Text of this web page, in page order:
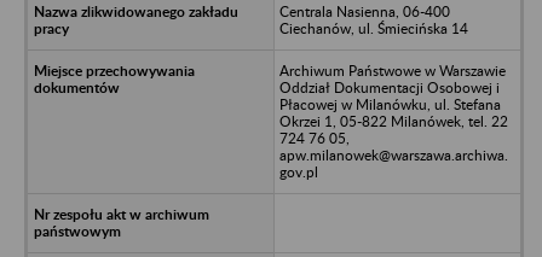
Centrala Nasienna, 06-400
Ciechanów, ul. Śmiecińska 14
Archiwum Państwowe w Warszawie
Oddział Dokumentacji Osobowej i
Płacowej w Milanówku, ul. Stefana
Okrzei 1, 05-822 Milanówek, tel. 22
724 76 05,
apw.milanowek@warszawa.archiwa.
gov.pl